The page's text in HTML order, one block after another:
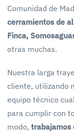
Comunidad de
cerramientos de
Finca,
otras muchas.
Nuestra larga
cliente, utilizando
equipo técnico
para cumplir con
modo, trabajamos